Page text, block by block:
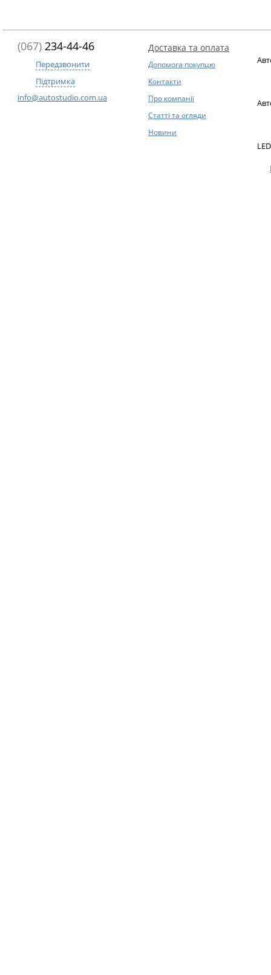
(067) 234-44-46
Передзвонити
Підтримка
info@autostudio.com.ua
Доставка та оплата
Допомога покупцю
Контакти
Про компанії
Статті та огляди
Новини